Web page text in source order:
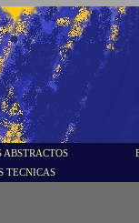
ABSTRACTOS
TECNICAS